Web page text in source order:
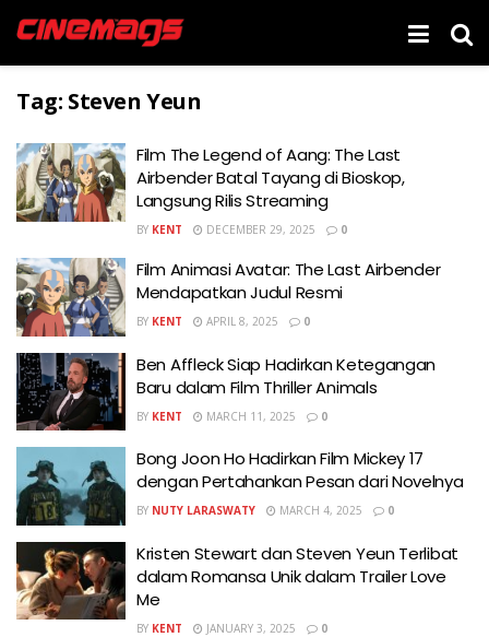
Tag: Steven Yeun
Film The Legend of Aang: The Last
Airbender Batal Tayang di Bioskop,
Langsung Rilis Streaming
BY KENT DECEMBER 29, 2025 0
Film Animasi Avatar: The Last Airbender
Mendapatkan Judul Resmi
BY KENT APRIL 8, 2025 0
Ben Affleck Siap Hadirkan Ketegangan
Baru dalam Film Thriller Animals
BY KENT MARCH 11, 2025 0
Bong Joon Ho Hadirkan Film Mickey 17
dengan Pertahankan Pesan dari Novelnya
BY NUTY LARASWATY MARCH 4, 2025 0
Kristen Stewart dan Steven Yeun Terlibat
dalam Romansa Unik dalam Trailer Love
Me
BY KENT JANUARY 3, 2025 0